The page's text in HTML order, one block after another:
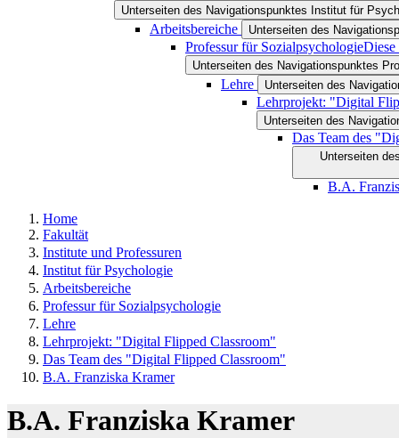
Unterseiten des Navigationspunktes Institut für
Arbeitsbereiche Unterseiten des
Professur für SozialpsychologieDiese
Unterseiten des Navigationspunktes
Lehre Unterseiten des
Lehrprojekt: "Digital
Unterseiten des
Das Team des
Unterseiten
B.A.
Home
Fakultät
Institute und Professuren
Institut für Psychologie
Arbeitsbereiche
Professur für Sozialpsychologie
Lehre
Lehrprojekt: "Digital Flipped Classroom"
Das Team des "Digital Flipped Classroom"
B.A. Franziska Kramer
B.A. Franziska Kramer